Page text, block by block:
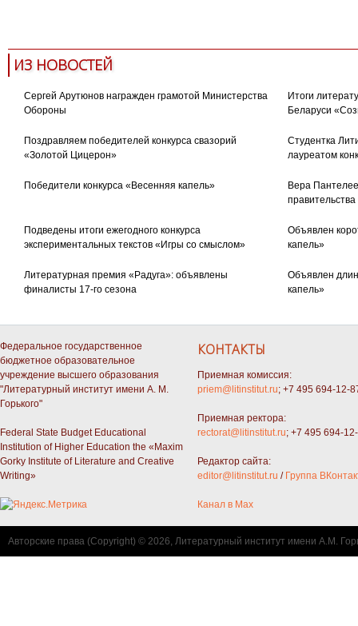
ИЗ НОВОСТЕЙ
Сергей Арутюнов награжден грамотой Министерства
Обороны
Итоги
Беларуси
Поздравляем победителей конкурса свазорий
«Золотой Цицерон»
Студентка
лауреатом
Победители конкурса «Весенняя капель»
Вера
Подведены итоги ежегодного конкурса
экспериментальных текстов «Игры со смыслом»
Объявлен
капель»
Литературная премия «Радуга»: объявлены
финалисты 17-го сезона
Объявлен
капель»
Федеральное государственное
бюджетное образовательное
учреждение высшего образования
"Литературный институт имени А. М.
Горького"
Federal State Budget Educational
Institution of Higher Education the «Maxim
Gorky Institute of Literature and Creative
Writing»
КОНТАКТЫ
Приемная комиссия:
priem@litinstitut.ru; +7 495 694-12-
Приемная ректора:
rectorat@litinstitut.ru; +7 495 694-
Редактор сайта:
editor@litinstitut.ru / Группа
Канал в Max
Авторские права (Copyright) © 2026, Литературный институт имени А.М.